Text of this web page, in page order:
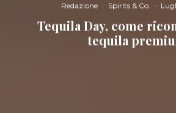
Redazione · Spirits & Co. ·
Tequila Day, come
tequila